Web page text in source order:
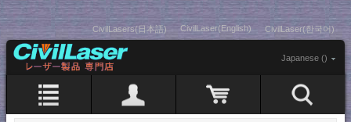
CivilLasers(日本語) CivilLaser(English) CivilLaser(한국어)
Japanese ()